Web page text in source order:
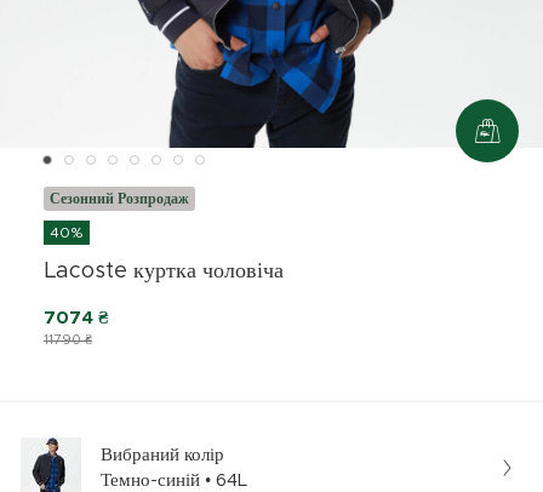
Сезонний Розпродаж
40%
Lacoste куртка чоловіча
11790 ₴
7074 ₴
Вибраний колір
Темно-синій • 64L